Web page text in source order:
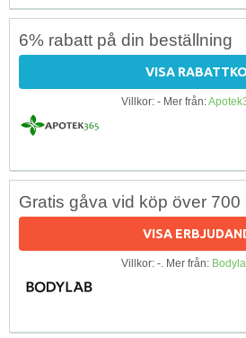
6% rabatt på din beställning
VISA
Villkor: - Mer från:
Gratis gåva vid köp över 700
VISA
Villkor: -. Mer från: